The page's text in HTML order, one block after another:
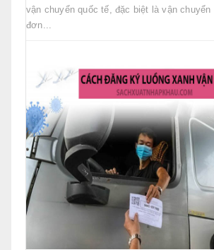
vận chuyển quốc tế, đặc biệt là vận chuyển
đơn...